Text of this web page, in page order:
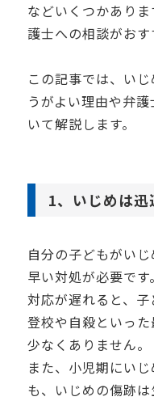
などいくつかあり
護士への相談がおす
この記事では、い
うがよい理由や弁
いて解説します。
1、いじめは迅
自分の子どもがい
早い対処が必要です。
対応が遅れると、
登校や自殺といっ
少なくありません。
また、小児期にい
も、いじめの傷跡